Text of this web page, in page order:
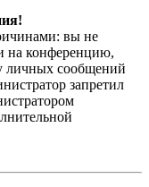
вы не
на конференцию,
личных сообщений
запретил